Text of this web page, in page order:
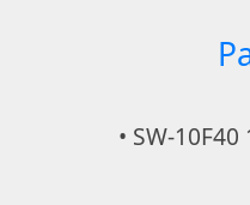
• SW-